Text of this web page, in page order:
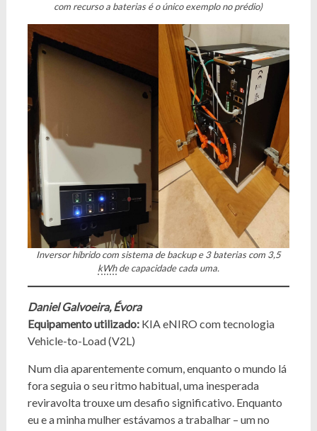
com recurso a baterias é o único exemplo no prédio)
Inversor híbrido com sistema de backup e 3 baterias com 3,5
kWhde capacidade cada uma.
Daniel Galvoeira, Évora
Equipamento utilizado:KIA eNIRO com tecnologia
Vehicle-to-Load (V2L)
Num dia aparentemente comum, enquanto o mundo lá
fora seguia o seu ritmo habitual, uma inesperada
reviravolta trouxe um desafio significativo. Enquanto
eu e a minha mulher estávamos a trabalhar – um no